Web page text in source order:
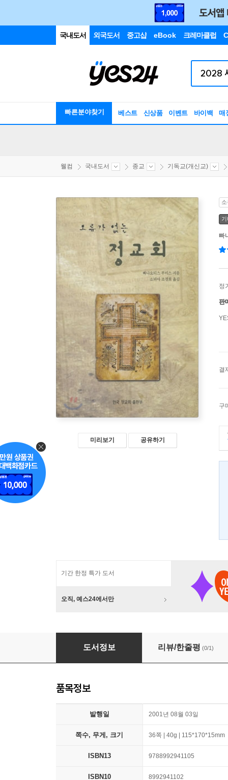
국내도서 외국도서 중고샵 eBook 크레마클럽
빠른분야찾기 베스트 신상품 이벤트 바이백 매
웰컴 국내도서 종교 기독교(개신교)
미리보기 공유하기
빠
정
판
결
구
기간 한정 특가 도서
오직, 예스24에서만
오류가 없는 정교회
도서정보 리뷰/한줄평 (0/1)
품목정보
발행일 2001년 08월 03일
쪽수, 무게, 크기 36쪽 | 40g | 115*170*15mm
ISBN13 9788992941105
ISBN10 8992941102